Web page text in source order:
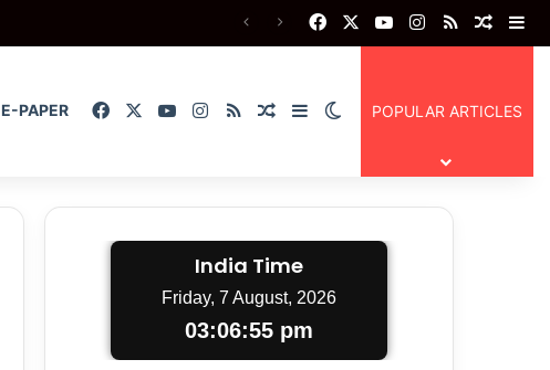
FacebookYouTubeInstagram
RSS
E-PAPER FacebookYouTubeInstagram
RSSRandom Article
SidebarSwitch skin
POPULAR ARTICLES
India Time
Friday, 7 August, 2026
03:06:57 pm